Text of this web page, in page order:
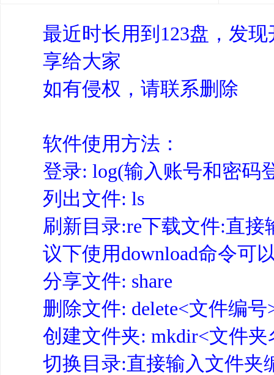
最近时长用到123盘，发
享给大家
如有侵权，请联系删除
软件使用方法：
登录: log(输入账号和密码
列出文件: ls
刷新目录:re下载文件:直接
议下使用download命令可
分享文件: share
删除文件: delete<文件编号
创建文件夹: mkdir<文件夹
切换目录:直接输入文件夹